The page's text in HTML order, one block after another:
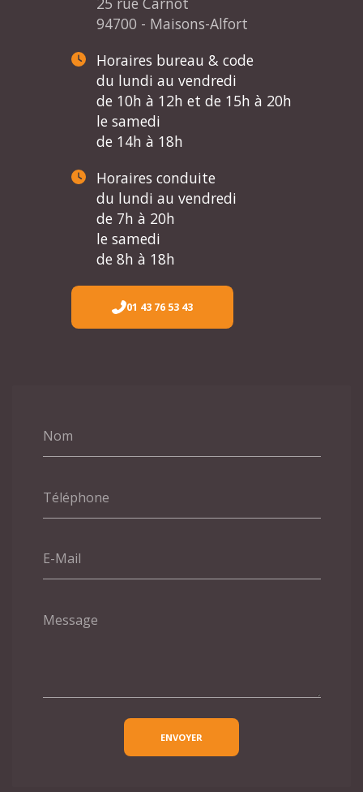
Nom
Téléphone
E-Mail
Message
ENVOYER
94700 - Maisons-Alfort
Horaires bureau & code
du lundi au vendredi
de 10h à 12h et de 15h à 20h
le samedi
de 14h à 18h
Horaires conduite
du lundi au vendredi
de 7h à 20h
le samedi
de 8h à 18h
01 43 76 53 43